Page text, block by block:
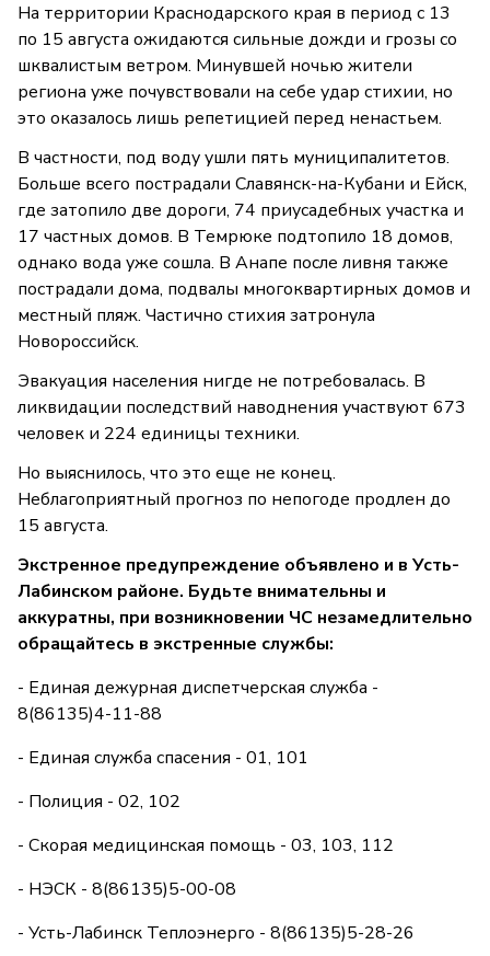
На территории Краснодарского края в период с 13
по 15 августа ожидаются сильные дожди и грозы со
шквалистым ветром. Минувшей ночью жители
региона уже почувствовали на себе удар стихии, но
это оказалось лишь репетицией перед ненастьем.
В частности, под воду ушли пять муниципалитетов.
Больше всего пострадали Славянск-на-Кубани и Ейск,
где затопило две дороги, 74 приусадебных участка и
17 частных домов. В Темрюке подтопило 18 домов,
однако вода уже сошла. В Анапе после ливня также
пострадали дома, подвалы многоквартирных домов и
местный пляж. Частично стихия затронула
Новороссийск.
Эвакуация населения нигде не потребовалась. В
ликвидации последствий наводнения участвуют 673
человек и 224 единицы техники.
Но выяснилось, что это еще не конец.
Неблагоприятный прогноз по непогоде продлен до
15 августа.
Экстренное предупреждение объявлено и в Усть-
Лабинском районе. Будьте внимательны и
аккуратны, при возникновении ЧС незамедлительно
обращайтесь в экстренные службы:
- Единая дежурная диспетчерская служба -
8(86135)4-11-88
- Единая служба спасения - 01, 101
- Полиция - 02, 102
- Скорая медицинская помощь - 03, 103, 112
- НЭСК - 8(86135)5-00-08
- Усть-Лабинск Теплоэнерго - 8(86135)5-28-26